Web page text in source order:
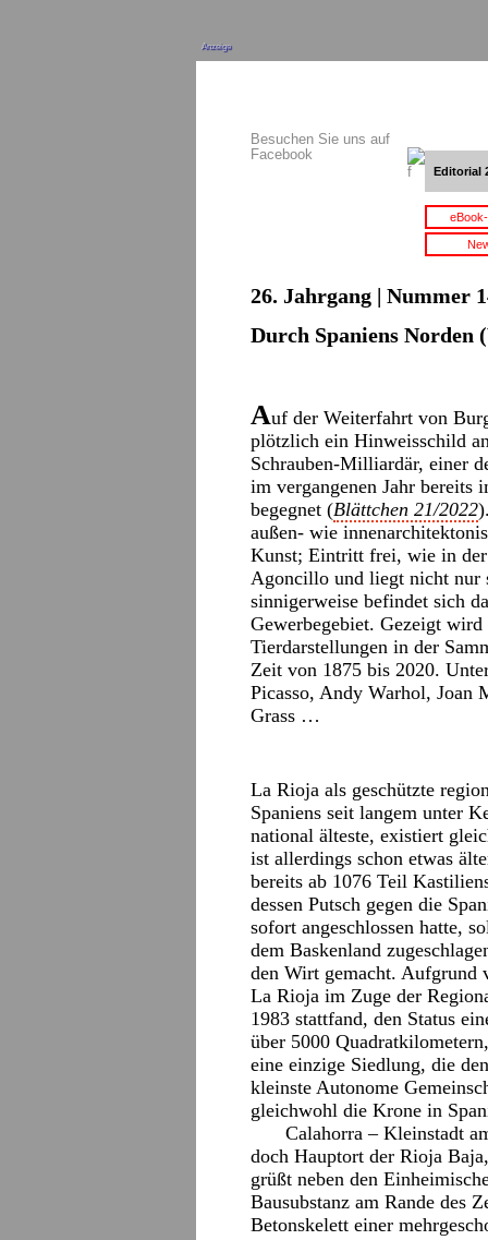
Anzeige
Besuchen Sie uns auf
Facebook
Editorial
26. Jahrgang | Nummer
Durch Spaniens Norden
Auf der Weiterfahrt von
plötzlich ein Hinweisschild
Schrauben-Milliardär, einer
im vergangenen Jahr bereits
begegnet (Blättchen 21/2022
außen- wie
Kunst; Eintritt frei, wie in
Agoncillo und liegt nicht nur
sinnigerweise befindet sich
Gewerbegebiet. Gezeigt
Tierdarstellungen in der
Zeit von 1875 bis 2020.
Picasso, Andy Warhol, Joan
Grass …
La Rioja als geschützte
Spaniens seit langem unter
national älteste, existiert
ist allerdings schon etwas
bereits ab 1076 Teil
dessen Putsch gegen die
sofort angeschlossen hatte,
dem Baskenland
den Wirt gemacht. Aufgrund
La Rioja im Zuge der
1983 stattfand, den Status
über 5000
eine einzige Siedlung, die
kleinste Autonome
gleichwohl die Krone in
Calahorra – Kleinstadt
doch Hauptort der Rioja
grüßt neben den
Bausubstanz am Rande des
Betonskelett einer